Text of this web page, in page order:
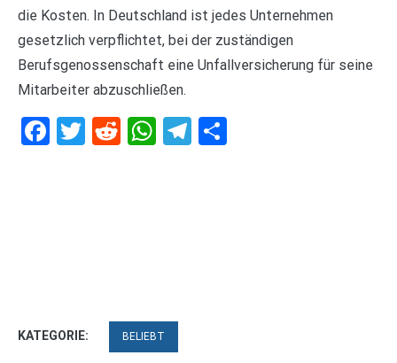
die Kosten. In Deutschland ist jedes Unternehmen
gesetzlich verpflichtet, bei der zuständigen
Berufsgenossenschaft eine Unfallversicherung für seine
Mitarbeiter abzuschließen.
Facebook
Twitter
RedditWhatsApp
Telegram
KATEGORIE: BELIEBT